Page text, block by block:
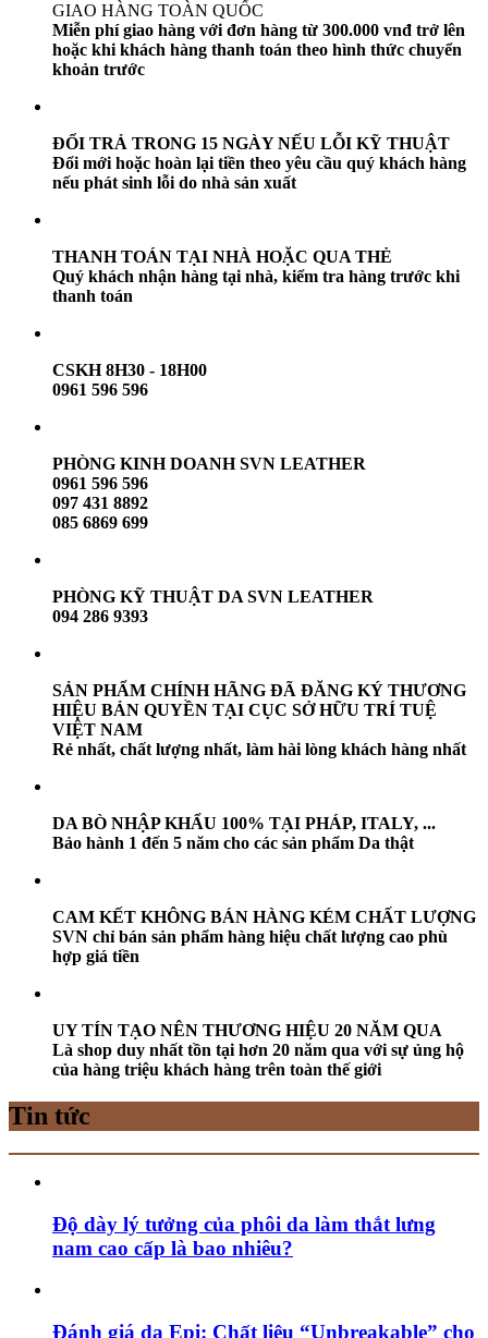
GIAO HÀNG TOÀN QUỐC
Miễn phí giao hàng với đơn hàng từ 300.000 vnđ trở lên
hoặc khi khách hàng thanh toán theo hình thức chuyển
khoản trước
ĐỔI TRẢ TRONG 15 NGÀY NẾU LỖI KỸ THUẬT
Đổi mới hoặc hoàn lại tiền theo yêu cầu quý khách hàng
nếu phát sinh lỗi do nhà sản xuất
THANH TOÁN TẠI NHÀ HOẶC QUA THẺ
Quý khách nhận hàng tại nhà, kiểm tra hàng trước khi
thanh toán
CSKH 8H30 - 18H00
0961 596 596
PHÒNG KINH DOANH SVN LEATHER
0961 596 596
097 431 8892
085 6869 699
PHÒNG KỸ THUẬT DA SVN LEATHER
094 286 9393
SẢN PHẨM CHÍNH HÃNG ĐÃ ĐĂNG KÝ THƯƠNG
HIỆU BẢN QUYỀN TẠI CỤC SỞ HỮU TRÍ TUỆ
VIỆT NAM
Rẻ nhất, chất lượng nhất, làm hài lòng khách hàng nhất
DA BÒ NHẬP KHẨU 100% TẠI PHÁP, ITALY, ...
Bảo hành 1 đến 5 năm cho các sản phẩm Da thật
CAM KẾT KHÔNG BÁN HÀNG KÉM CHẤT LƯỢNG
SVN chỉ bán sản phẩm hàng hiệu chất lượng cao phù
hợp giá tiền
UY TÍN TẠO NÊN THƯƠNG HIỆU 20 NĂM QUA
Là shop duy nhất tồn tại hơn 20 năm qua với sự ủng hộ
của hàng triệu khách hàng trên toàn thế giới
Tin tức
Độ dày lý tưởng của phôi da làm thắt lưng
nam cao cấp là bao nhiêu?
Đánh giá da Epi: Chất liệu “Unbreakable” cho